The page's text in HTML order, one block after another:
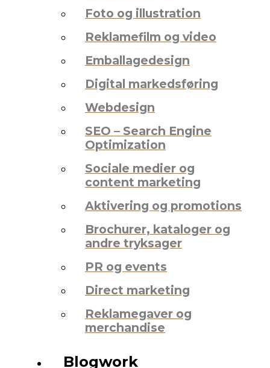
Foto og illustration
Reklamefilm og video
Emballagedesign
Digital markedsføring
Webdesign
SEO – Search Engine
Optimization
Sociale medier og
content marketing
Aktivering og promotions
Brochurer, kataloger og
andre tryksager
PR og events
Direct marketing
Reklamegaver og
merchandise
Blogwork